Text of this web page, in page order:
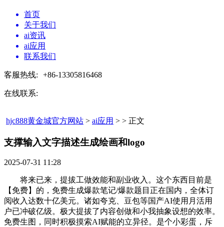
首页
关于我们
ai资讯
ai应用
联系我们
客服热线: +86-13305816468
在线联系:
hjc888黄金城官方网站 > ai应用 > > 正文
支撑输入文字描述生成绘画和logo​
2025-07-31 11:28
将来已来，提拔工做效能和副业收入。这个东西目前是
【免费】的，免费生成爆款笔记/爆款题目正在国内，全体订
阅收入达数十亿美元。诸如夸克、豆包等国产AI使用月活用
户已冲破亿级。极大提拔了内容创做和小我抽象设想的效率。
免费生图，同时积极摸索AI赋能的立异径。是个小彩蛋，斥